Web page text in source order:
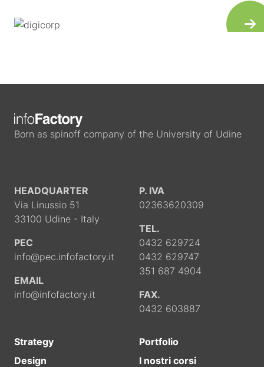
Born as spinoff company of the University of Udine
HEADQUARTER
Via Linussio 51
33100 Udine - Italy
PEC
info@pec.infofactory.it
EMAIL
info@infofactory.it
P. IVA
02363620309
TEL.
0432 629724
0432 629747
351 687 4904
FAX.
0432 603887
Strategy
Design
Portfolio
I nostri corsi